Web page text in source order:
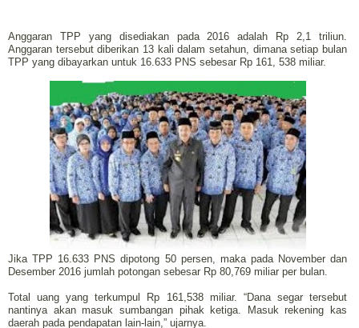
Anggaran TPP yang disediakan pada 2016 adalah Rp 2,1 triliun.
Anggaran tersebut diberikan 13 kali dalam setahun, dimana setiap bulan
TPP yang dibayarkan untuk 16.633 PNS sebesar Rp 161, 538 miliar.
Jika TPP 16.633 PNS dipotong 50 persen, maka pada November dan
Desember 2016 jumlah potongan sebesar Rp 80,769 miliar per bulan.
Total uang yang terkumpul Rp 161,538 miliar. “Dana segar tersebut
nantinya akan masuk sumbangan pihak ketiga. Masuk rekening kas
daerah pada pendapatan lain-lain,” ujarnya.